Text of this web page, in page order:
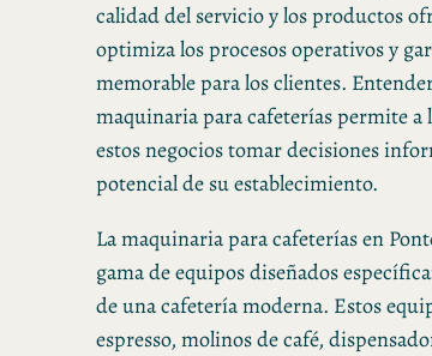
calidad del servicio y los productos
optimiza los procesos operativos y
memorable para los clientes.
maquinaria para cafeterías permite a
estos negocios tomar decisiones
potencial de su establecimiento.
La maquinaria para cafeterías en
gama de equipos diseñados
de una cafetería moderna. Estos
espresso, molinos de café,